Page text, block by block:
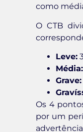
como
O CTB
Leve:
Média:
Grave:
Os 4
por um